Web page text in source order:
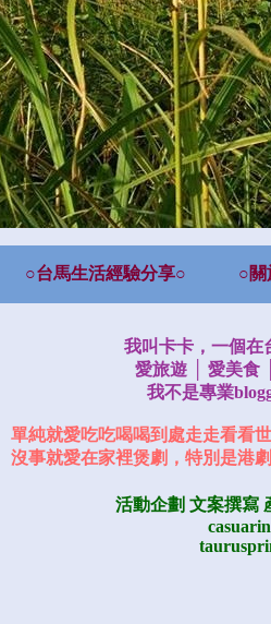
○台馬生活經驗分享○ ○關
我叫卡卡，一個在
愛旅遊 │ 愛美食
我不是專業
單純就愛吃吃喝喝到處走走看看
沒事就愛在家裡煲劇，特別是港
活動企劃 文案撰寫